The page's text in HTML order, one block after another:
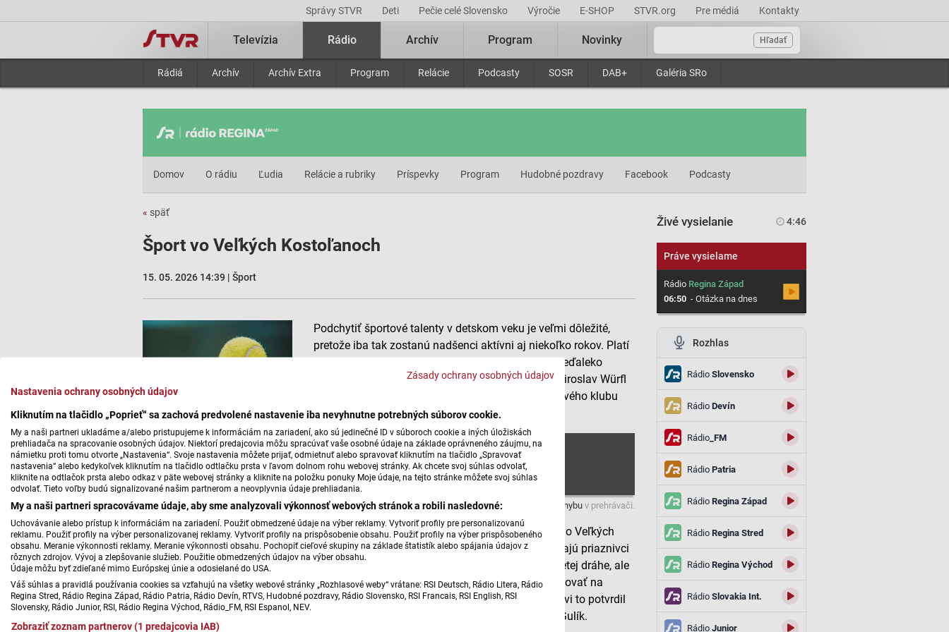
Zásady ochrany osobných údajov
Nastavenia ochrany osobných údajov
Kliknutím na tlačidlo „Poprieť“ sa zachová predvolené nastavenie iba nevyhnutne potrebných súborov cookie.
My a naši partneri ukladáme a/alebo pristupujeme k informáciám na zariadení, ako sú jedinečné ID v súboroch cookie a iných úložiskách
prehliadača na spracovanie osobných údajov. Niektorí predajcovia môžu spracúvať vaše osobné údaje na základe oprávneného záujmu, na
námietku proti tomu otvorte „Nastavenia“. Svoje nastavenia môžete prijať, odmietnuť alebo spravovať kliknutím na tlačidlo „Spravovať
nastavenia“ alebo kedykoľvek kliknutím na tlačidlo odtlačku prsta v ľavom dolnom rohu webovej stránky. Ak chcete svoj súhlas odvolať,
kliknite na odtlačok prsta alebo odkaz v päte webovej stránky a kliknite na položku ponuky Moje údaje, na tejto stránke môžete svoj súhlas
odvolať. Tieto voľby budú signalizované našim partnerom a neovplyvnia údaje prehliadania.
My a naši partneri spracovávame údaje, aby sme analyzovali výkonnosť webových stránok a robili nasledovné:
Uchovávanie alebo prístup k informáciám na zariadení. Použiť obmedzené údaje na výber reklamy. Vytvoriť profily pre personalizovanú
reklamu. Použiť profily na výber personalizovanej reklamy. Vytvoriť profily na prispôsobenie obsahu. Použiť profily na výber prispôsobeného
obsahu. Meranie výkonnosti reklamy. Meranie výkonnosti obsahu. Pochopiť cieľové skupiny na základe štatistík alebo spájania údajov z
rôznych zdrojov. Vývoj a zlepšovanie služieb. Použitie obmedzených údajov na výber obsahu.
Údaje môžu byť zdieľané mimo Európskej únie a odosielané do USA.
Váš súhlas a pravidlá používania cookies sa vzťahujú na všetky webové stránky „Rozhlasové weby“ vrátane: RSI Deutsch, Rádio Litera, Rádio
Regina Stred, Rádio Regina Západ, Rádio Patria, Rádio Devín, RTVS, Hudobné pozdravy, Rádio Slovensko, RSI Francais, RSI English, RSI
Slovensky, Rádio Junior, RSI, Rádio Regina Východ, Rádio_FM, RSI Espanol, NEV.
Zobraziť zoznam partnerov (1 predajcovia IAB)
Správy STVR Deti Pečie celé Slovensko Výročie E-SHOP STVR.org Pre médiá Kontakty
Hľadať
Televízia Rádio
Rádiá Archív Archív Extra Program Relácie Podcasty SOSR DAB+ Galéria SRo
Archív Program Novinky
Domov O rádiu Ľudia Relácie a rubriky Príspevky Program Hudobné pozdravy Facebook Podcasty
« späť
Šport vo Veľkých Kostoľanoch
15. 05. 2026 14:39 | Šport
Podchytiť športové talenty v detskom veku je veľmi dôležité,
pretože iba tak zostanú nadšenci aktívni aj niekoľko rokov. Platí
to aj o tenistoch vo Veľkých Kostoľanoch. V obci neďaleko
Piešťan hrávajú tenis deti, dospelí, ale aj seniori. Miroslav Würfl
sa o tom porozprával s trénerom miestneho tenisového klubu
Martinom Porubským.
Tenis
Máte problém s prehrávaním?Nahláste nám chybu v prehrávači.
Prostredníctvom rozhlasového éteru sa vraciame do Veľkých
Kostolian, kde sa už viac ako tri desaťročia stretávajú priaznivci
motokrosového športu. Trénujú na domácej uzavretej dráhe, ale
ich športové majstrovstvo môžu fanúšikovia obdivovať na
pretekoch po celom Slovensku. Miroslavovi Würflovi to potvrdil
predseda miestneho motokrosového klubu Jozef Gulík.
Živé vysielanie 4:46
Práve vysielame
RádioRegina Západ
06:50 - Otázka na dnes
Rozhlas
RádioSlovensko
RádioDevín
Rádio_FM
RádioPatria
RádioRegina Západ
RádioRegina Stred
RádioRegina Východ
RádioSlovakia Int.
RádioJunior